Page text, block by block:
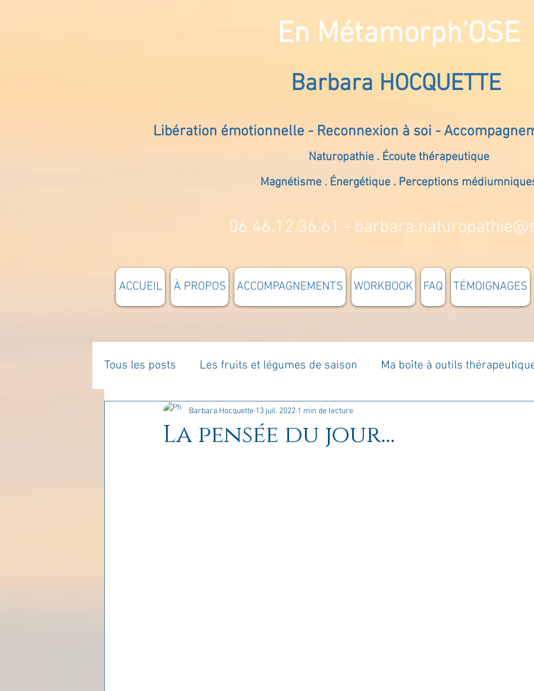
En Métamorph'OSE
Barbara HOCQUETTE
Libération émotionnelle - Reconnexion à soi -
Naturopathie . Écoute thérapeutique
Magnétisme . Énergétique . Perceptions
06.46.12.36.61 -
ACCUEIL À PROPOS ACCOMPAGNEMENTS WORKBOOK FAQ TÉMOIGNAGES
Tous les posts Les fruits et légumes de saison Ma boîte à outils
La parentalité De vous à moi... Rome : voyage
La pensée du jour...
Barbara Hocquette 13 juil. 2022 1 min de lecture